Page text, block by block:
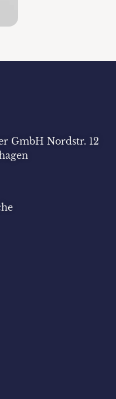
GmbH Nordstr. 12